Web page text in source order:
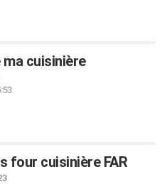
cuisinière
four cuisinière FAR